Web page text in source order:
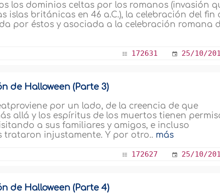
los dominios celtas por los romanos (invasión
británicas en 46 a.C.), la celebración del fin
por éstos y asociada a la celebración romana
172631 25/10/
de Halloween (Parte 3)
por un lado, de la creencia de que
allá y los espíritus de los muertos tienen
a sus familiares y amigos, e incluso
trataron injustamente. Y por otro.. más
172627 25/10/
de Halloween (Parte 4)